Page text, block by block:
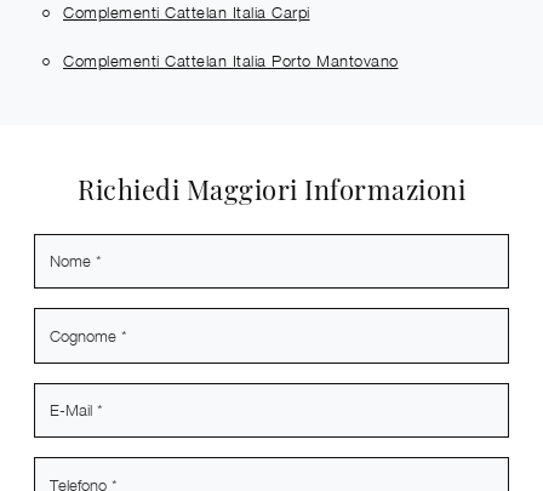
Complementi Cattelan Italia Carpi
Complementi Cattelan Italia Porto Mantovano
Richiedi Maggiori Informazioni